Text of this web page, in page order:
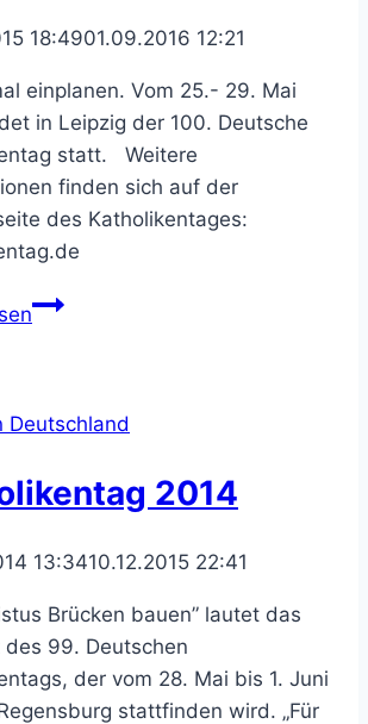
18:4901.09.2016 12:21
einplanen. Vom 25.- 29. Mai
in Leipzig der 100. Deutsche
statt. Weitere
finden sich auf der
des Katholikentages:
100.
Leipzig
Deutschland
2014
13:3410.12.2015 22:41
Brücken bauen” lautet das
99. Deutschen
der vom 28. Mai bis 1. Juni
stattfinden wird. „Für